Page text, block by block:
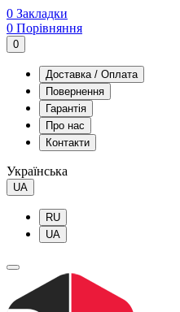
0 Закладки
0 Порівняння
0
Доставка / Оплата
Повернення
Гарантія
Про нас
Контакти
Українська
UA
RU
UA